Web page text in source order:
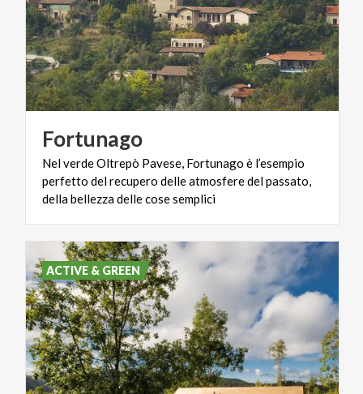
Fortunago
Nel verde Oltrepò Pavese, Fortunago è l’esempio
perfetto del recupero delle atmosfere del passato,
della bellezza delle cose semplici
ACTIVE & GREEN